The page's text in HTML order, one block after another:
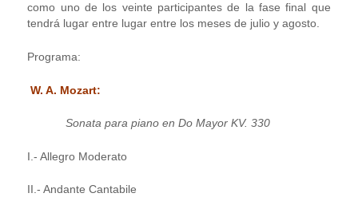
como uno de los veinte participantes de la fase final que
tendrá lugar entre lugar entre los meses de julio y agosto.
Programa:
W. A. Mozart:
Sonata para piano en Do Mayor KV. 330
I.- Allegro Moderato
II.- Andante Cantabile